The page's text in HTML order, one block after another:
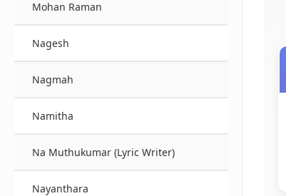
Mohan Raman
Nagesh
Nagmah
Namitha
Na Muthukumar (Lyric Writer)
Nayanthara